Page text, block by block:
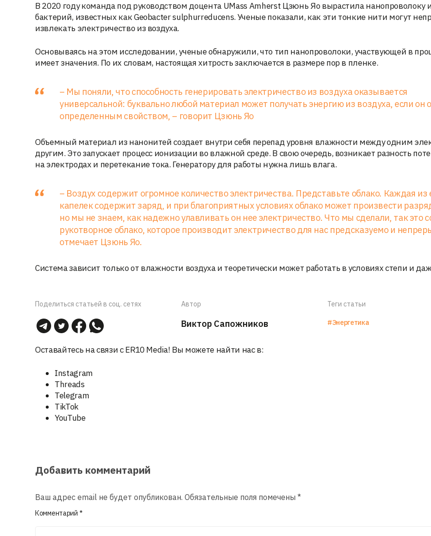
В 2020 году команда под руководством доцента UMass Amherst Цзюнь Яо вырастила нанопроволоку
бактерий, известных как Geobacter sulphurreducens. Ученые показали, как эти тонкие нити могут
извлекать электричество из воздуха.
Основываясь на этом исследовании, ученые обнаружили, что тип нанопроволоки, участвующей в
имеет значения. По их словам, настоящая хитрость заключается в размере пор в пленке.
– Мы поняли, что способность генерировать электричество из воздуха оказывается
универсальной: буквально любой материал может получать энергию из воздуха, если он
определенным свойством, – говорит Цзюнь Яо
Объемный материал из нанонитей создает внутри себя перепад уровня влажности между одним
другим. Это запускает процесс ионизации во влажной среде. В свою очередь, возникает разность
на электродах и перетекание тока. Генератору для работы нужна лишь влага.
– Воздух содержит огромное количество электричества. Представьте облако. Каждая из
капелек содержит заряд, и при благоприятных условиях облако может произвести
но мы не знаем, как надежно улавливать он нее электричество. Что мы сделали, так это
рукотворное облако, которое производит электричество для нас предсказуемо и
отмечает Цзюнь Яо.
Система зависит только от влажности воздуха и теоретически может работать в условиях степи и
Поделиться статьей в соц. сетях Автор
Виктор Сапожников
Теги статьи
#Энергетика
Оставайтесь на связи с ER10 Media! Вы можете найти нас в:
Instagram
Threads
Telegram
TikTok
YouTube
Добавить комментарий
Ваш адрес email не будет опубликован. Обязательные поля помечены *
Комментарий *